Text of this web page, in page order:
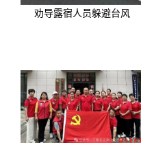
劝导露宿人员躲避台风